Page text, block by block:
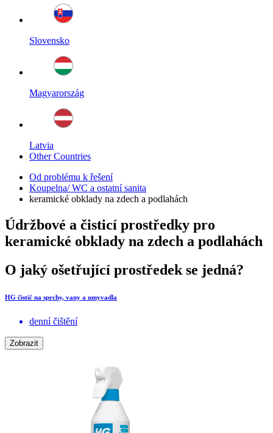
Slovensko
Magyarország
Latvia
Other Countries
Od problému k řešení
Koupelna/ WC a ostatní sanita
keramické obklady na zdech a podlahách
Údržbové a čisticí prostředky pro
keramické obklady na zdech a podlahách
O jaký ošetřující prostředek se jedná?
HG čistič na sprchy, vany a umyvadla
denní čištění
Zobrazit